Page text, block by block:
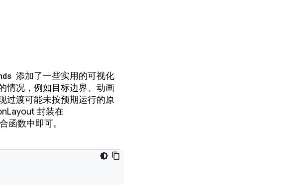
添加了一些实用的可视化
情况，例如目标边界、动画
过渡可能未按预期运行的原
封装在
函数中即可。